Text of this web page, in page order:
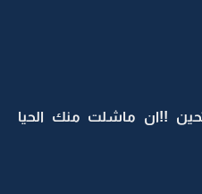
!!ان ماشلت منك الحيا